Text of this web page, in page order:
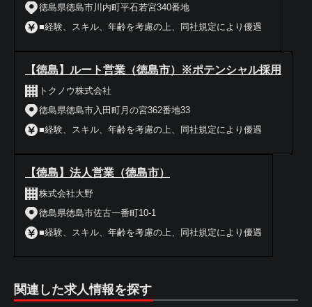
徳島県徳島市川内町平石若宮340番地
■経験、スキル、年齢を考慮の上、同社規定により優遇
【徳島】ルート営業（徳島市）※ポテンシャル採用
トクノウ株式会社
徳島県徳島市入田町月の宮362番地33
■経験、スキル、年齢を考慮の上、同社規定により優遇
【徳島】法人営業（徳島市）
株式会社大野
徳島県徳島市佐古一番町10-1
■経験、スキル、年齢を考慮の上、同社規定により優遇
関連した求人情報を探す